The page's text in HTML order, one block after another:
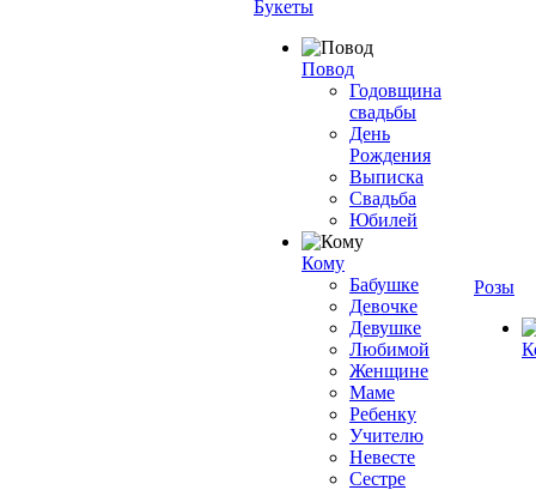
Букеты
Повод
Годовщина
свадьбы
День
Рождения
Выписка
Свадьба
Юбилей
Кому
Бабушке
Девочке
Девушке
Любимой
Женщине
Маме
Ребенку
Учителю
Невесте
Сестре
Розы